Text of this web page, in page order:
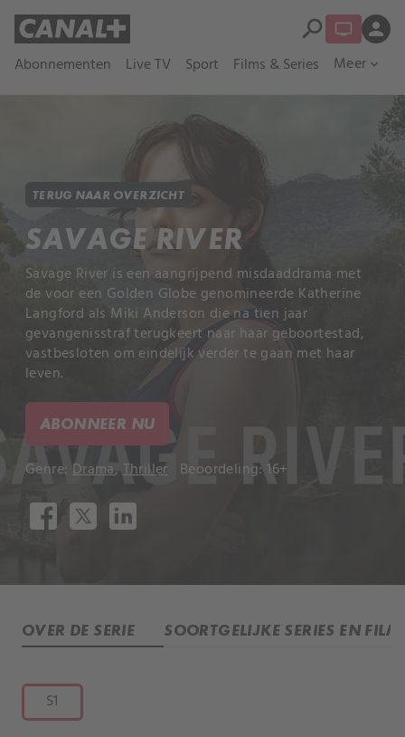
Abonnementen Live TV Sport Films & Series Meer expand_more
search person
TERUG NAAR OVERZICHT
SAVAGE RIVER
Savage River is een aangrijpend misdaaddrama met
de voor een Golden Globe genomineerde Katherine
Langford als Miki Anderson die na tien jaar
gevangenisstraf terugkeert naar haar geboortestad,
vastbesloten om eindelijk verder te gaan met haar
leven.
ABONNEER NU
Genre:Drama, Thriller Beoordeling: 16+
OVER DE SERIE SOORTGELIJKE SERIES EN
S1